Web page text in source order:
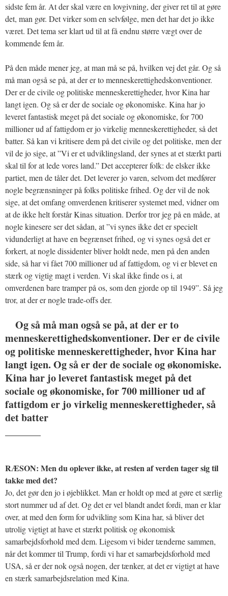
sidste fem år. At der skal være en lovgivning, der giver ret til at gøre
det, man gør. Det virker som en selvfølge, men det har det jo ikke
været. Det tema ser klart ud til at få endnu større vægt over de
kommende fem år.
På den måde mener jeg, at man må se på, hvilken vej det går. Og så
må man også se på, at der er to menneskerettighedskonventioner.
Der er de civile og politiske menneskerettigheder, hvor Kina har
langt igen. Og så er der de sociale og økonomiske. Kina har jo
leveret fantastisk meget på det sociale og økonomiske, for 700
millioner ud af fattigdom er jo virkelig menneskerettigheder, så det
batter. Så kan vi kritisere dem på det civile og det politiske, men der
vil de jo sige, at ”Vi er et udviklingsland, der synes at et stærkt parti
skal til for at lede vores land.” Det accepterer folk: de elsker ikke
partiet, men de tåler det. Det leverer jo varen, selvom det medfører
nogle begrænsninger på folks politiske frihed. Og der vil de nok
sige, at det omfang omverdenen kritiserer systemet med, vidner om
at de ikke helt forstår Kinas situation. Derfor tror jeg på en måde, at
nogle kinesere ser det sådan, at ”vi synes ikke det er specielt
vidunderligt at have en begrænset frihed, og vi synes også det er
forkert, at nogle dissidenter bliver holdt nede, men på den anden
side, så har vi fået 700 millioner ud af fattigdom, og vi er blevet en
stærk og vigtig magt i verden. Vi skal ikke finde os i, at
omverdenen bare tramper på os, som den gjorde op til 1949”. Så jeg
tror, at der er nogle trade-offs der.
Og så må man også se på, at der er to
menneskerettighedskonventioner. Der er de civile
og politiske menneskerettigheder, hvor Kina har
langt igen. Og så er der de sociale og økonomiske.
Kina har jo leveret fantastisk meget på det
sociale og økonomiske, for 700 millioner ud af
fattigdom er jo virkelig menneskerettigheder, så
det batter
RÆSON: Men du oplever ikke, at resten af verden tager sig til
takke med det?
Jo, det gør den jo i øjeblikket. Man er holdt op med at gøre et særlig
stort nummer ud af det. Og det er vel blandt andet fordi, man er klar
over, at med den form for udvikling som Kina har, så bliver det
utrolig vigtigt at have et stærkt politisk og økonomisk
samarbejdsforhold med dem. Ligesom vi bider tænderne sammen,
når det kommer til Trump, fordi vi har et samarbejdsforhold med
USA, så er der nok også nogen, der tænker, at det er vigtigt at have
en stærk samarbejdsrelation med Kina.